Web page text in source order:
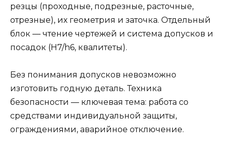
резцы (проходные, подрезные, расточные,
отрезные), их геометрия и заточка. Отдельный
блок — чтение чертежей и система допусков и
посадок (H7/h6, квалитеты).
Без понимания допусков невозможно
изготовить годную деталь. Техника
безопасности — ключевая тема: работа со
средствами индивидуальной защиты,
ограждениями, аварийное отключение.